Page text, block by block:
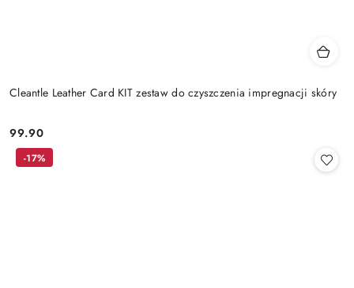
Cleantle Leather Card KIT zestaw do czyszczenia impregnacji skóry
Cena:
99.90
-17%